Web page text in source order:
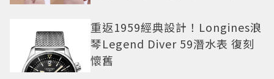
重返1959經典設計！Longines浪
琴Legend Diver 59潛水表 復刻
懷舊